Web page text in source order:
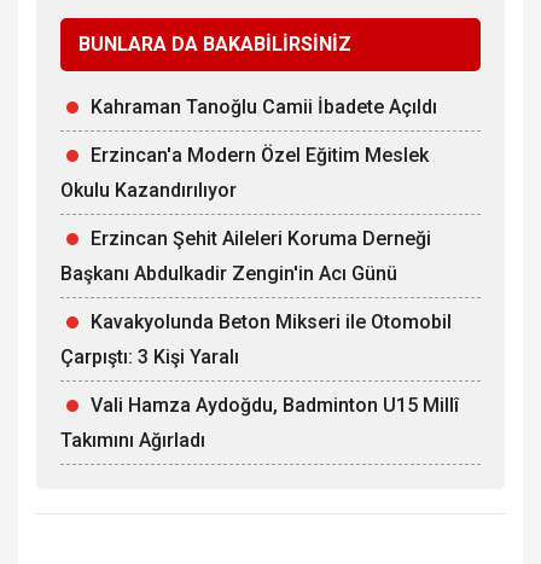
BUNLARA DA BAKABİLİRSİNİZ
Kahraman Tanoğlu Camii İbadete Açıldı
Erzincan'a Modern Özel Eğitim Meslek
Okulu Kazandırılıyor
Erzincan Şehit Aileleri Koruma Derneği
Başkanı Abdulkadir Zengin'in Acı Günü
Kavakyolunda Beton Mikseri ile Otomobil
Çarpıştı: 3 Kişi Yaralı
Vali Hamza Aydoğdu, Badminton U15 Millî
Takımını Ağırladı